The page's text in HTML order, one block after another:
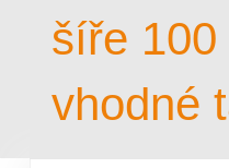
šíře 100
vhodné